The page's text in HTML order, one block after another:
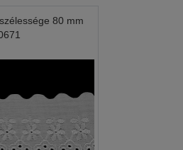
80 mm